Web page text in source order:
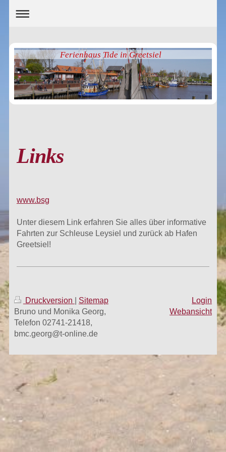
Ferienhaus Tide in Greetsiel
Links
www.bsg
Unter diesem Link erfahren Sie alles über informative
Fahrten zur Schleuse Leysiel und zurück ab Hafen
Greetsiel!
Druckversion
Sitemap
Bruno und Monika Georg,
Telefon 02741-21418,
bmc.georg@t-online.de
Login
Webansicht